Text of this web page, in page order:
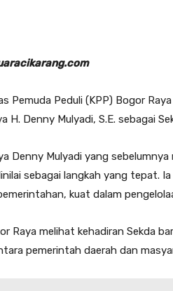
Pemuda Peduli (KPP) Bogor
H. Denny Mulyadi, S.E. sebagai
Denny Mulyadi yang
sebagai langkah yang tepat.
kuat dalam
Raya melihat kehadiran Sekda
pemerintah daerah dan